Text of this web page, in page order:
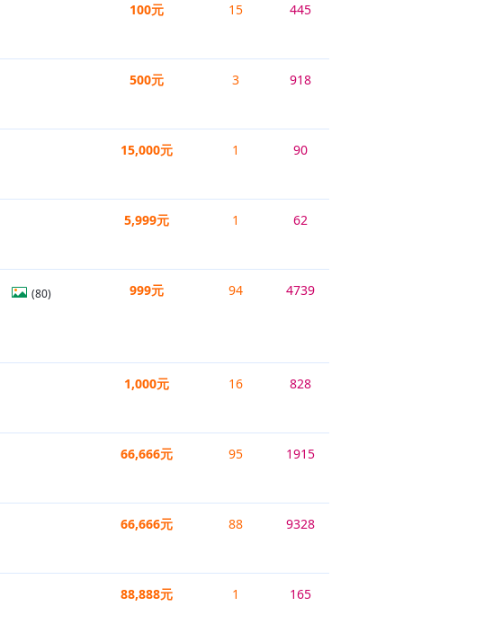
100元 15 445
500元 3 918
15,000元 1 90
5,999元 1 62
(80) 999元 94 4739
1,000元 16 828
66,666元 95 1915
66,666元 88 9328
88,888元 1 165